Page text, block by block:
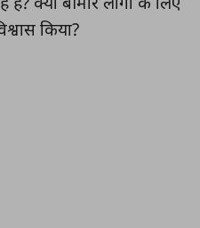
किया?